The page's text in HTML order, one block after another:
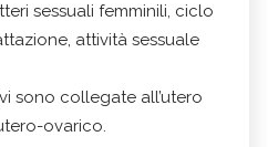
sessuali femminili, ciclo
attività sessuale
sono collegate all’utero
ovarico.